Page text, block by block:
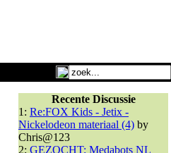
Recente Discussie
1: Re:FOX Kids - Jetix -
Nickelodeon materiaal (4) by
Chris@123
2: GEZOCHT: Medabots NL